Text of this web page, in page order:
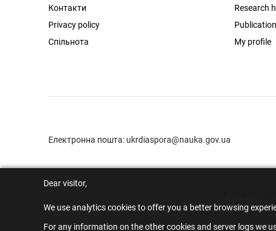
Dear visitor,
We use analytics cookies to offer you a better browsing
For any information on the other cookies and server logs we
Контакти
Privacy policy
Спільнота
Research
My profile
Електронна пошта: ukrdiaspora@nauka.gov.ua